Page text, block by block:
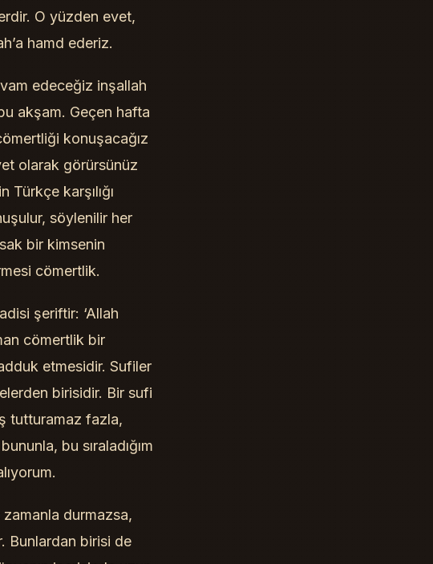
O yüzden evet,
hamd ederiz.
edeceğiz inşallah
akşam. Geçen hafta
konuşacağız
olarak görürsünüz
karşılığı
söylenilir her
bir kimsenin
cömertlik.
şeriftir: ‘Allah
cömertlik bir
etmesidir. Sufiler
birisidir. Bir sufi
tutturamaz fazla,
bu sıraladığım
durmazsa,
Bunlardan birisi de